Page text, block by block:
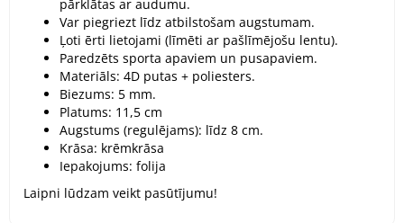
pārklātas ar audumu.
Var piegriezt līdz atbilstošam augstumam.
Ļoti ērti lietojami (līmēti ar pašlīmējošu lentu).
Paredzēts sporta apaviem un pusapaviem.
Materiāls: 4D putas + poliesters.
Biezums: 5 mm.
Platums: 11,5 cm
Augstums (regulējams): līdz 8 cm.
Krāsa: krēmkrāsa
Iepakojums: folija
Laipni lūdzam veikt pasūtījumu!